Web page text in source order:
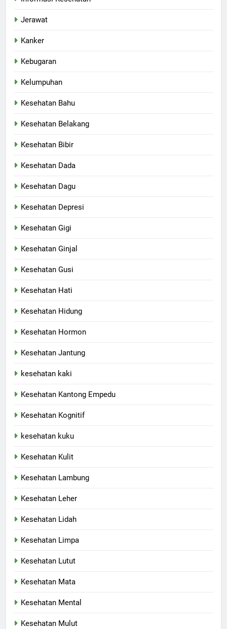
Jerawat
Kanker
Kebugaran
Kelumpuhan
Kesehatan Bahu
Kesehatan Belakang
Kesehatan Bibir
Kesehatan Dada
Kesehatan Dagu
Kesehatan Depresi
Kesehatan Gigi
Kesehatan Ginjal
Kesehatan Gusi
Kesehatan Hati
Kesehatan Hidung
Kesehatan Hormon
Kesehatan Jantung
kesehatan kaki
Kesehatan Kantong Empedu
Kesehatan Kognitif
kesehatan kuku
Kesehatan Kulit
Kesehatan Lambung
Kesehatan Leher
Kesehatan Lidah
Kesehatan Limpa
Kesehatan Lutut
Kesehatan Mata
Kesehatan Mental
Kesehatan Mulut